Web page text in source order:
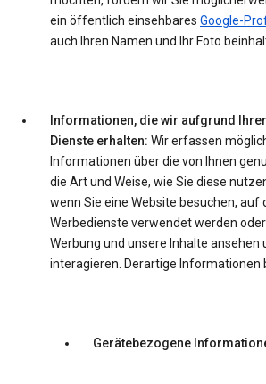
ein öffentlich einsehbares Google-
auch Ihren Namen und Ihr Foto
Informationen, die wir aufgrund
Dienste erhalten: Wir erfassen
Informationen über die von Ihnen
die Art und Weise, wie Sie diese
wenn Sie eine Website besuchen, auf
Werbedienste verwendet werden
Werbung und unsere Inhalte ansehen
interagieren. Derartige Informationen
Gerätebezogene